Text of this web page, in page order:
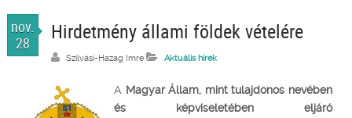
nov.
28
Hirdetmény állami földek vételére
Szilvási-Hazag Imre Aktuális hírek
A Magyar Állam, mint tulajdonos nevében
és képviseletében eljáró